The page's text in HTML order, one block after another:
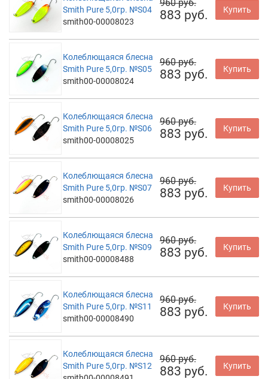
Smith Pure 5,0гр. №S04
smith00-00008023
960 руб.
883 руб. Купить
Колеблющаяся блесна
Smith Pure 5,0гр. №S05
smith00-00008024
960 руб.
883 руб. Купить
Колеблющаяся блесна
Smith Pure 5,0гр. №S06
smith00-00008025
960 руб.
883 руб. Купить
Колеблющаяся блесна
Smith Pure 5,0гр. №S07
smith00-00008026
960 руб.
883 руб. Купить
Колеблющаяся блесна
Smith Pure 5,0гр. №S09
smith00-00008488
960 руб.
883 руб. Купить
Колеблющаяся блесна
Smith Pure 5,0гр. №S11
smith00-00008490
960 руб.
883 руб. Купить
Колеблющаяся блесна
Smith Pure 5,0гр. №S12
960 руб.
883 руб. Купить